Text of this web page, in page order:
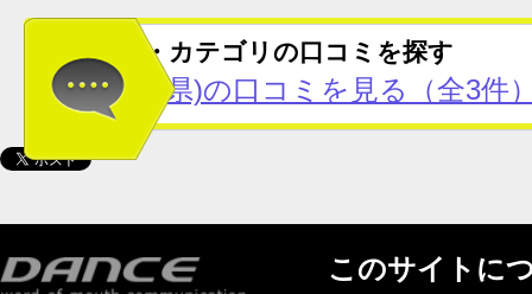
この地域・カテゴリの口コミを探す
天神(福岡県)の口コミを見る（全3件
このサイトに